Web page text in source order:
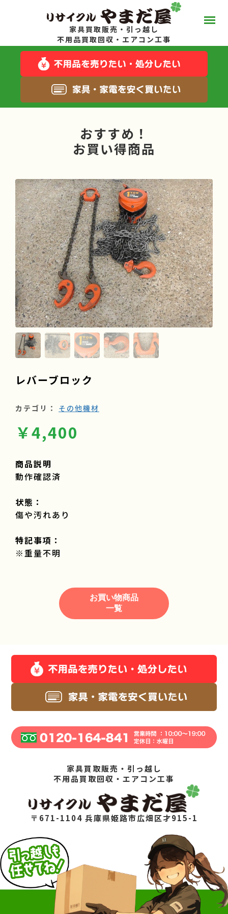
家具買取販売・引っ越し
不用品買取回収・エアコン工事
おすすめ！
お買い得商品
レバーブロック
カテゴリ： その他機材
￥4,400
商品説明
動作確認済
状態：
傷や汚れあり
特記事項：
※重量不明
お買い物商品
一覧
家具買取販売・引っ越し
不用品買取回収・エアコン工事
〒671-1104 兵庫県姫路市広畑区才915-1
やまだ屋って？
スタッフブログ
キャンペーン一覧
サービス一覧
料金について
お得な在庫商品
よくある質問
会社情報
採用情報